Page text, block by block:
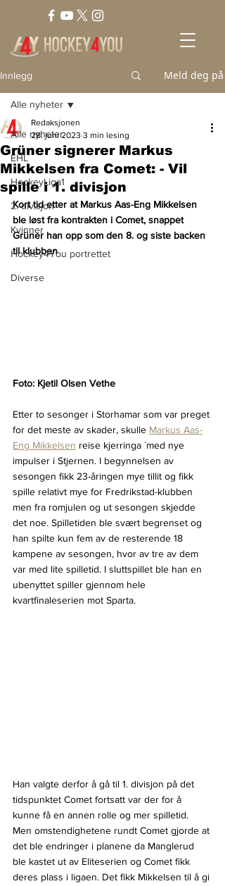
Innlegg Meld deg på
Alle nyheter
EHL
HockeyLiga1
2. divisjon
Kvinner
Hockey4You portrettet
Diverse
Alle nyheter
Grüner signerer Markus
Mikkelsen fra Comet: - Vil
spille i 1. divisjon
Redaksjonen
28. juni 2023 3 min lesing
Kort tid etter at Markus Aas-Eng Mikkelsen
ble løst fra kontrakten i Comet, snappet
Grüner han opp som den 8. og siste backen
til klubben
Foto: Kjetil Olsen Vethe
Etter to sesonger i Storhamar som var preget
for det meste av skader, skulle Markus Aas-
Eng Mikkelsen reise kjerringa ´med nye
impulser i Stjernen. I begynnelsen av
sesongen fikk 23-åringen mye tillit og fikk
spille relativt mye for Fredrikstad-klubben
men fra romjulen og ut sesongen skjedde
det noe. Spilletiden ble svært begrenset og
han spilte kun fem av de resterende 18
kampene av sesongen, hvor av tre av dem
var med lite spilletid. I sluttspillet ble han en
ubenyttet spiller gjennom hele
kvartfinaleserien mot Sparta.
Han valgte derfor å gå til 1. divisjon på det
tidspunktet Comet fortsatt var der for å
kunne få en annen rolle og mer spilletid.
Men omstendighetene rundt Comet gjorde at
det ble endringer i planene da Manglerud
ble kastet ut av Eliteserien og Comet fikk
deres plass i ligaen. Det fikk Mikkelsen til å gi